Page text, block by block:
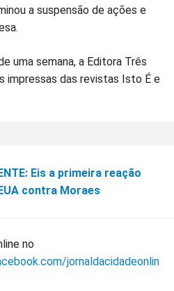
a suspensão de ações e
uma semana, a Editora Três
impressas das revistas Isto É e
Eis a primeira reação
contra Moraes
no
jornaldacidadeonlin